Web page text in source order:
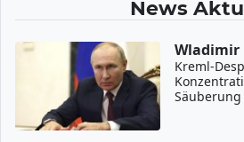
News
Wladimir
Kreml-
Säuberung